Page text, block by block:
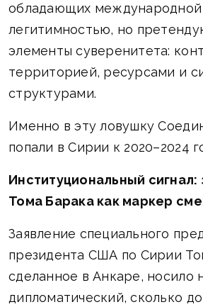
обладающих международной
легитимностью, но
элементы суверенитета:
территорией, ресурсами и
структурами.
Именно в эту ловушку
попали в Сирии к 2020–2024
Институциональный сигнал:
Тома Барака как маркер
Заявление специального
президента США по Сирии
сделанное в Анкаре, носило
дипломатический, сколько